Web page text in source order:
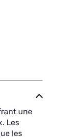
une
Les
les